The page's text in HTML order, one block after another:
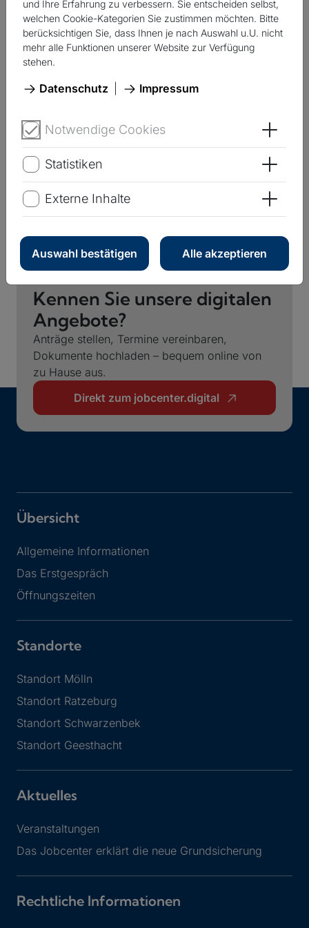
Unser Standort Geesthacht ist örtlich grundsätzlich
für die Städte Geesthacht und Lauenburg zuständig
(Wohnort der Kundschaft).
Stadt Geesthacht
Stadt Lauenburg
Kennen Sie unsere digitalen
Angebote?
Anträge stellen, Termine vereinbaren,
Dokumente hochladen – bequem online von
zu Hause aus.
Direkt zum jobcenter.digital
Übersicht
Allgemeine Informationen
Das Erstgespräch
Öffnungszeiten
Standorte
Standort Mölln
Standort Ratzeburg
Standort Schwarzenbek
Standort Geesthacht
Aktuelles
Veranstaltungen
Das Jobcenter erklärt die neue Grundsicherung
Rechtliche Informationen
und Ihre Erfahrung zu verbessern. Sie entscheiden selbst,
welchen Cookie-Kategorien Sie zustimmen möchten. Bitte
berücksichtigen Sie, dass Ihnen je nach Auswahl u.U. nicht
mehr alle Funktionen unserer Website zur Verfügung
stehen.
Datenschutz Impressum
Notwendige Cookies
Öffnen
Statistiken
Öffnen
Externe Inhalte
Öffnen
Auswahl bestätigen Alle akzeptieren